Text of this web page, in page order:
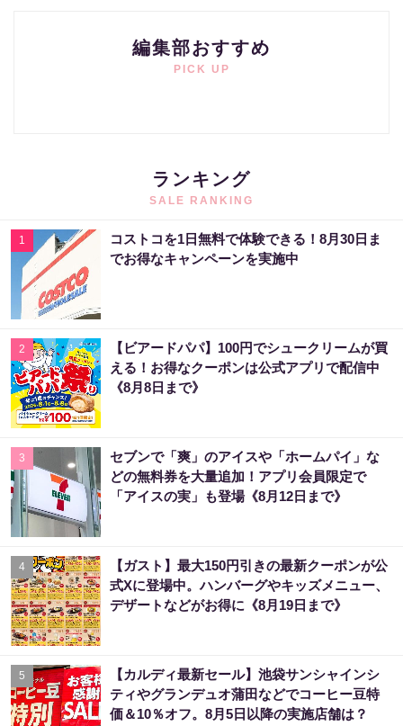
編集部おすすめ
PICK UP
ランキング
SALE RANKING
1
コストコを1日無料で体験できる！8月30日ま
でお得なキャンペーンを実施中
2
【ビアードパパ】100円でシュークリームが買
える！お得なクーポンは公式アプリで配信中
《8月8日まで》
3
セブンで「爽」のアイスや「ホームパイ」な
どの無料券を大量追加！アプリ会員限定で
「アイスの実」も登場《8月12日まで》
4
【ガスト】最大150円引きの最新クーポンが公
式Xに登場中。ハンバーグやキッズメニュー、
デザートなどがお得に《8月19日まで》
5
【カルディ最新セール】池袋サンシャインシ
ティやグランデュオ蒲田などでコーヒー豆特
価＆10％オフ。8月5日以降の実施店舗は？